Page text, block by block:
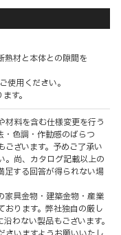
材と本体との隙間を
用ください。
す。
料を含む仕様変更を行う
・色調・作動感のばらつ
ざいます。予めご了承い
。尚、カタログ記載以上の
足する回答が得られない場
具金物・建築金物・産業
ります。弊社独自の厳し
わない製品もございます。